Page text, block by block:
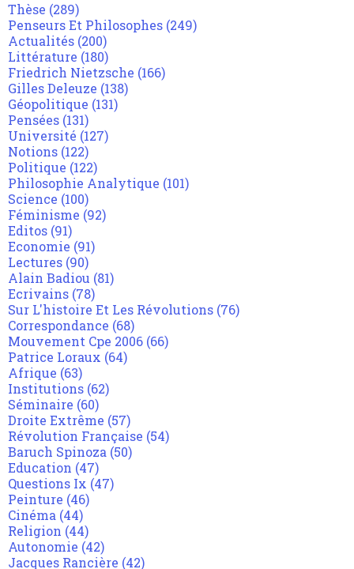
Thèse (289)
Penseurs Et Philosophes (249)
Actualités (200)
Littérature (180)
Friedrich Nietzsche (166)
Gilles Deleuze (138)
Géopolitique (131)
Pensées (131)
Université (127)
Notions (122)
Politique (122)
Philosophie Analytique (101)
Science (100)
Féminisme (92)
Editos (91)
Economie (91)
Lectures (90)
Alain Badiou (81)
Ecrivains (78)
Sur L'histoire Et Les Révolutions (76)
Correspondance (68)
Mouvement Cpe 2006 (66)
Patrice Loraux (64)
Afrique (63)
Institutions (62)
Séminaire (60)
Droite Extrême (57)
Révolution Française (54)
Baruch Spinoza (50)
Education (47)
Questions Ix (47)
Peinture (46)
Cinéma (44)
Religion (44)
Autonomie (42)
Jacques Rancière (42)